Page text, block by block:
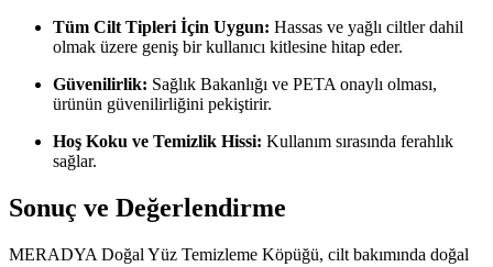
Tüm Cilt Tipleri İçin Uygun: Hassas ve yağlı ciltler dahil
olmak üzere geniş bir kullanıcı kitlesine hitap eder.
Güvenilirlik: Sağlık Bakanlığı ve PETA onaylı olması,
ürünün güvenilirliğini pekiştirir.
Hoş Koku ve Temizlik Hissi: Kullanım sırasında ferahlık
sağlar.
Sonuç ve Değerlendirme
MERADYA Doğal Yüz Temizleme Köpüğü, cilt bakımında doğal